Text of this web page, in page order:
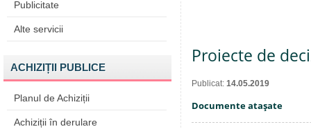
Publicitate
Alte servicii
ACHIZIȚII PUBLICE
Planul de Achiziții
Achiziții în derulare
Proiecte de
Publicat: 14.05.2019
Documente ataşate